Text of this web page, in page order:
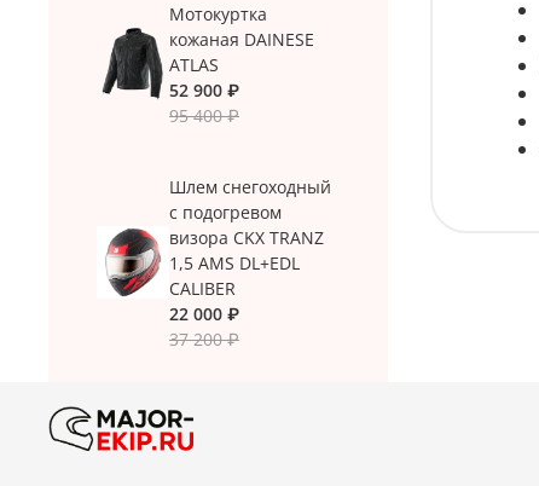
Мотокуртка
кожаная DAINESE
ATLAS
52 900 ₽
95 400 ₽
Шлем снегоходный
с подогревом
визора CKX TRANZ
1,5 AMS DL+EDL
CALIBER
22 000 ₽
37 200 ₽